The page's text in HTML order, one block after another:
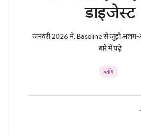
डाइजेस्ट
जनवरी 2026 में, Baseline से जुड़ी अलग-
बारे में पढ़ें
ब्लॉग